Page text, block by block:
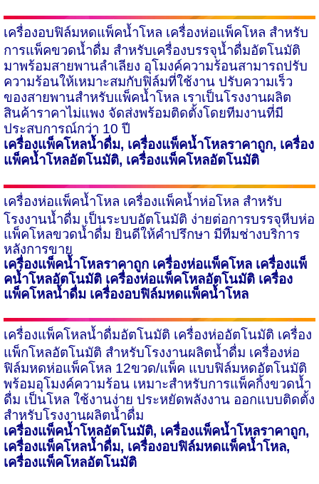
เครื่องอบฟิล์มหดแพ็คน้ำโหล เครื่องห่อแพ็คโหล สำหรับ
การแพ็คขวดน้ำดื่ม สำหรับเครื่องบรรจุน้ำดื่มอัตโนมัติ
มาพร้อมสายพานลำเลียง อุโมงค์ความร้อนสามารถปรับ
ความร้อนให้เหมาะสมกับฟิล์มที่ใช้งาน ปรับความเร็ว
ของสายพานสำหรับแพ็คน้ำโหล เราเป็นโรงงานผลิต
สินค้าราคาไม่แพง จัดส่งพร้อมติดตั้งโดยทีมงานที่มี
ประสบการณ์กว่า 10 ปี
เครื่องแพ็คโหลน้ำดื่ม, เครื่องแพ็คน้ำโหลราคาถูก, เครื่อง
แพ็คน้ำโหลอัตโนมัติ, เครื่องแพ็คโหลอัตโนมัติ
เครื่องห่อแพ็คน้ำโหล เครื่องแพ็คน้ำห่อโหล สำหรับ
โรงงานน้ำดื่ม เป็นระบบอัตโนมัติ ง่ายต่อการบรรจุหีบห่อ
แพ็คโหลขวดน้ำดื่ม ยินดีให้คำปรึกษา มีทีมช่างบริการ
หลังการขาย
เครื่องแพ็คน้ำโหลราคาถูก เครื่องห่อแพ็คโหล เครื่องแพ็
คน้ำโหลอัตโนมัติ เครื่องห่อแพ็คโหลอัตโนมัติ เครื่อง
แพ็คโหลน้ำดื่ม เครื่องอบฟิล์มหดแพ็คน้ำโหล
เครื่องแพ็คโหลน้ำดื่มอัตโนมัติ เครื่องห่ออัตโนมัติ เครื่อง
แพ็กโหลอัตโนมัติ สำหรับโรงงานผลิตน้ำดื่ม เครื่องห่อ
ฟิล์มหดห่อแพ็คโหล 12ขวด/แพ็ค แบบฟิล์มหดอัตโนมัติ
พร้อมอุโมงค์ความร้อน เหมาะสำหรับการแพ็คกิ้งขวดน้ำ
ดื่ม เป็นโหล ใช้งานง่าย ประหยัดพลังงาน ออกแบบติดตั้ง
สำหรับโรงงานผลิตน้ำดื่ม
เครื่องแพ็คน้ำโหลอัตโนมัติ, เครื่องแพ็คน้ำโหลราคาถูก,
เครื่องแพ็คโหลน้ำดื่ม, เครื่องอบฟิล์มหดแพ็คน้ำโหล,
เครื่องแพ็คโหลอัตโนมัติ